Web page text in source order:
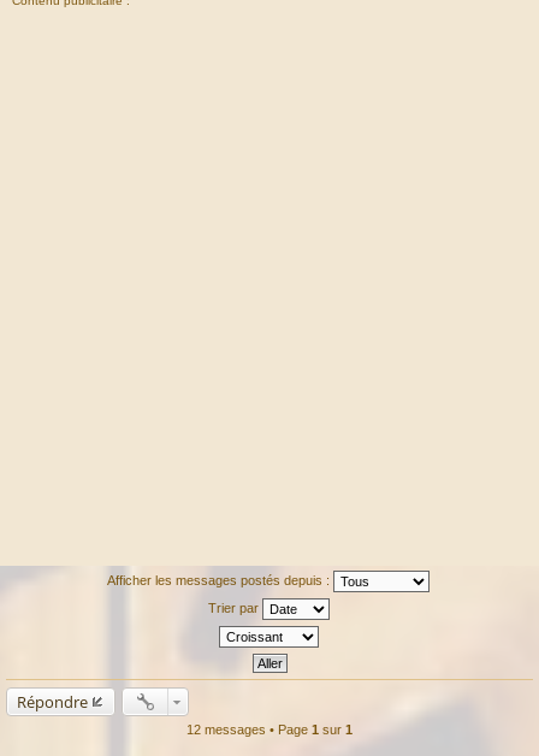
Afficher les messages postés depuis :
Trier par
Répondre
12 messages • Page 1 sur 1